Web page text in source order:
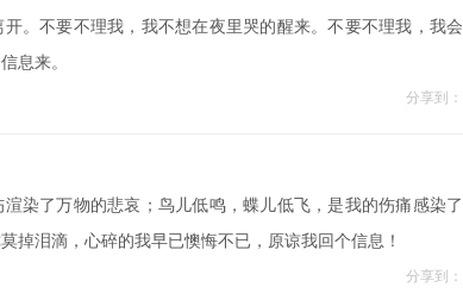
。不要不理我，我不想在夜里哭的醒来。不要不理我，我会
息来。
分享到：
染了万物的悲哀；鸟儿低鸣，蝶儿低飞，是我的伤痛感染了
掉泪滴，心碎的我早已懊悔不已，原谅我回个信息！
分享到：